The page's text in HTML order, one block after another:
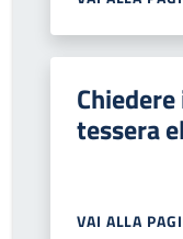
tessera
VAI ALLA